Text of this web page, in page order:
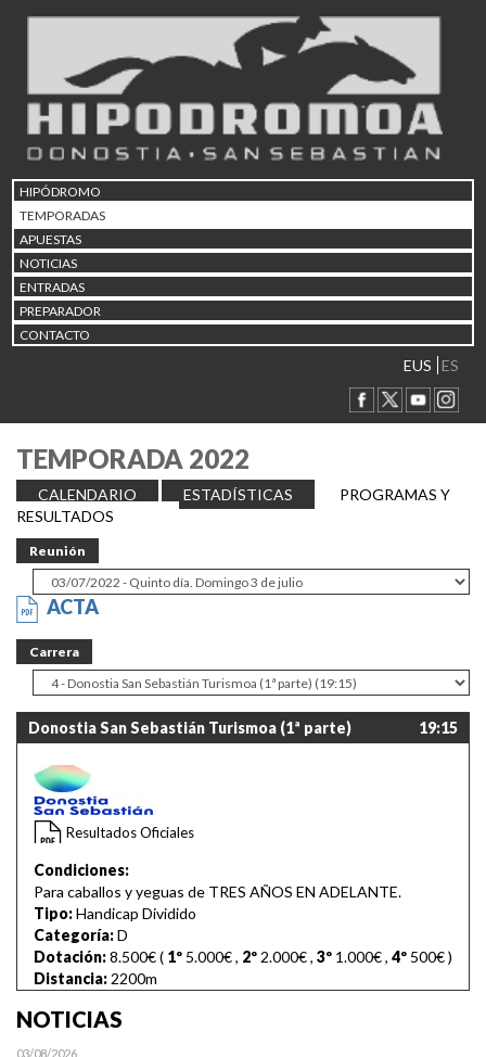
HIPÓDROMO
TEMPORADAS
APUESTAS
NOTICIAS
ENTRADAS
PREPARADOR
CONTACTO
EUS ES
TEMPORADA 2022
CALENDARIO ESTADÍSTICAS
PROGRAMAS Y
RESULTADOS
Reunión
ACTA
Carrera
Donostia San Sebastián Turismoa (1ª parte) 19:15
Resultados Oficiales
Condiciones:
Para caballos y yeguas de TRES AÑOS EN ADELANTE.
Tipo:Handicap Dividido
Categoría:D
Dotación:8.500€ ( 1º 5.000€, 2º 2.000€, 3º 1.000€, 4º 500€)
Distancia: 2200m
NOTICIAS
03/08/2026